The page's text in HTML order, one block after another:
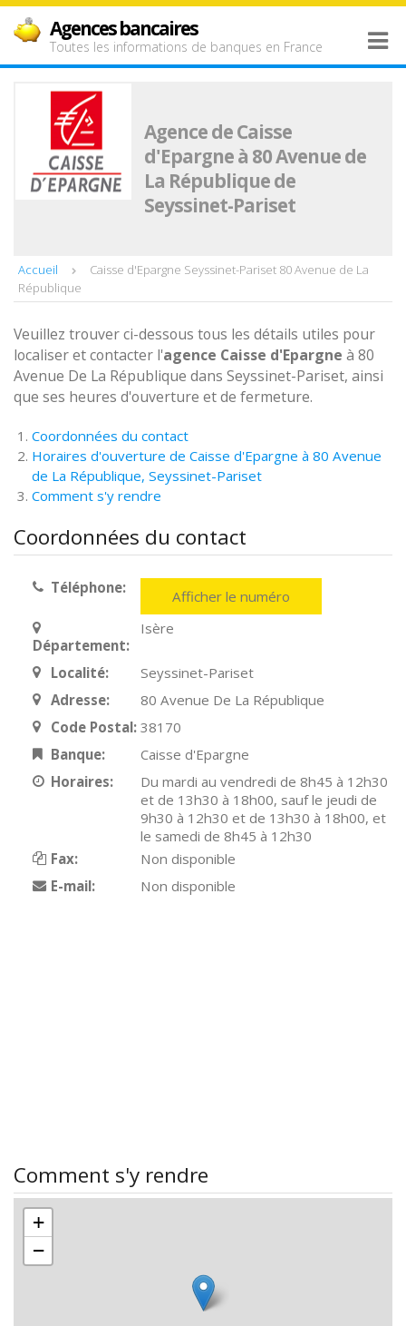
Agences bancaires
Toutes les informations de banques en France
Agence de Caisse
d'Epargne à 80 Avenue de
La République de
Seyssinet-Pariset
Accueil
Caisse d'Epargne Seyssinet-Pariset 80 Avenue de La
République
Veuillez trouver ci-dessous tous les détails utiles pour
localiser et contacter l'agence Caisse d'Epargne à 80
Avenue De La République dans Seyssinet-Pariset, ainsi
que ses heures d'ouverture et de fermeture.
Coordonnées du contact
Horaires d'ouverture de Caisse d'Epargne à 80 Avenue
de La République, Seyssinet-Pariset
Comment s'y rendre
Coordonnées du contact
Téléphone: Afficher le numéro
Département:
Isère
Localité:
Seyssinet-Pariset
Adresse:
80 Avenue De La République
Code Postal: 38170
Banque:
Caisse d'Epargne
Horaires:
Du mardi au vendredi de 8h45 à 12h30
et de 13h30 à 18h00, sauf le jeudi de
9h30 à 12h30 et de 13h30 à 18h00, et
le samedi de 8h45 à 12h30
Fax:
Non disponible
E-mail:
Non disponible
Comment s'y rendre
+
−